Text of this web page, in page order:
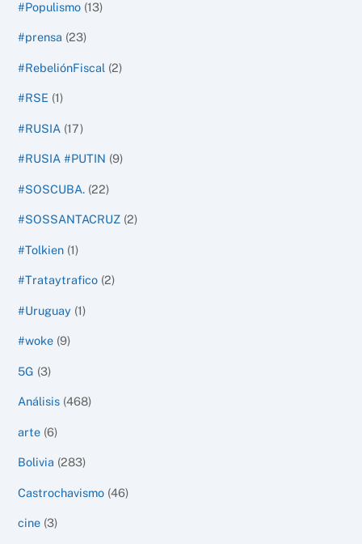
#Populismo (13)
#prensa (23)
#RebeliónFiscal (2)
#RSE (1)
#RUSIA (17)
#RUSIA #PUTIN (9)
#SOSCUBA. (22)
#SOSSANTACRUZ (2)
#Tolkien (1)
#Trataytrafico (2)
#Uruguay (1)
#woke (9)
5G (3)
Análisis (468)
arte (6)
Bolivia (283)
Castrochavismo (46)
cine (3)